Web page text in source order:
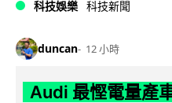
科技娛樂 科技新聞
duncan 12 小時
Audi 最慳電量